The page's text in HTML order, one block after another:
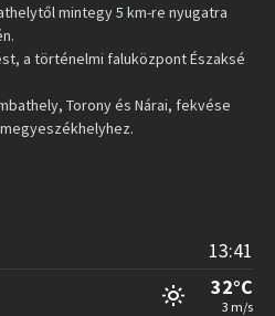
mintegy 5 km-re nyugatra
a történelmi faluközpont Északsé
Torony és Nárai, fekvése
13:41
32°C
3 m/s